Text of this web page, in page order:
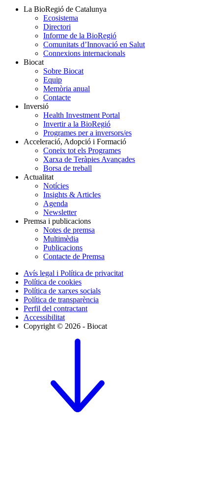
La BioRegió de Catalunya
Ecosistema
Directori
Informe de la BioRegió
Comunitats d’Innovació en Salut
Connexions internacionals
Biocat
Sobre Biocat
Equip
Memòria anual
Contacte
Inversió
Health Investment Portal
Invertir a la BioRegió
Programes per a inversors/es
Acceleració, Adopció i Formació
Coneix tot els Programes
Xarxa de Teràpies Avançades
Borsa de treball
Actualitat
Notícies
Insights & Articles
Agenda
Newsletter
Premsa i publicacions
Notes de premsa
Multimèdia
Publicacions
Contacte de Premsa
Avís legal i Política de privacitat
Política de cookies
Política de xarxes socials
Política de transparència
Perfil del contractant
Accessibilitat
Copyright © 2026 - Biocat